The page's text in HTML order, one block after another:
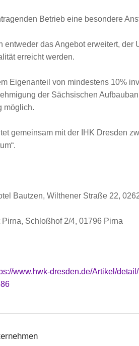
Betrieb eine besondere
das Angebot erweitert, der
erreicht werden.
Eigenanteil von mindestens 10%
der Sächsischen
möglich.
gemeinsam mit der IHK Dresden
Bautzen, Wilthener Straße 22,
Schloßhof 2/4, 01796 Pirna
www.hwk-dresden.de/Artikel/